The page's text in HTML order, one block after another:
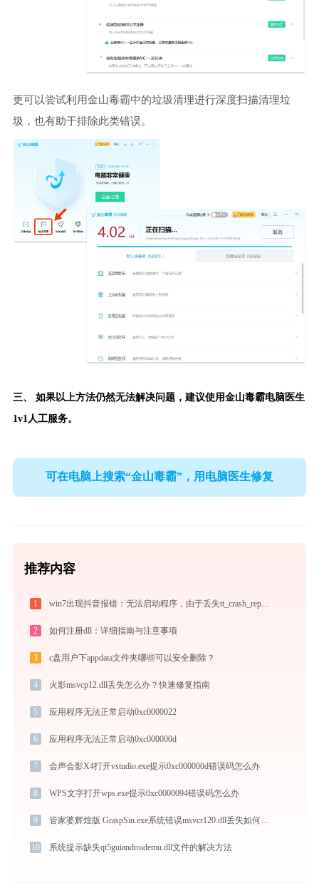
更可以尝试利用金山毒霸中的垃圾清理进行深度扫描清理垃
圾，也有助于排除此类错误。
三、 如果以上方法仍然无法解决问题，建议使用金山毒霸电脑医生
1v1人工服务。
可在电脑上搜索“金山毒霸”，用电脑医生修复
推荐内容
1 win7出现抖音报错：无法启动程序，由于丢失tt_crash_reporter_dylib.dll的解决方法
2 如何注册dll：详细指南与注意事项
3 c盘用户下appdata文件夹哪些可以安全删除？
4 火影msvcp12.dll丢失怎么办？快速修复指南
5 应用程序无法正常启动0xc0000022
6 应用程序无法正常启动0xc000000d
7 会声会影X4打开vstudio.exe提示0xc000000d错误码怎么办
8 WPS文字打开wps.exe提示0xc0000094错误码怎么办
9 管家婆辉煌版 GraspSin.exe系统错误msvcr120.dll丢失如何解决
10 系统提示缺失qt5guiandroidemu.dll文件的解决方法